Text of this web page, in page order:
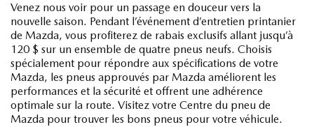
Venez nous voir pour un passage en douceur vers la
nouvelle saison. Pendant l’événement d’entretien printanier
de Mazda, vous profiterez de rabais exclusifs allant jusqu’à
120 $ sur un ensemble de quatre pneus neufs. Choisis
spécialement pour répondre aux spécifications de votre
Mazda, les pneus approuvés par Mazda améliorent les
performances et la sécurité et offrent une adhérence
optimale sur la route. Visitez votre Centre du pneu de
Mazda pour trouver les bons pneus pour votre véhicule.